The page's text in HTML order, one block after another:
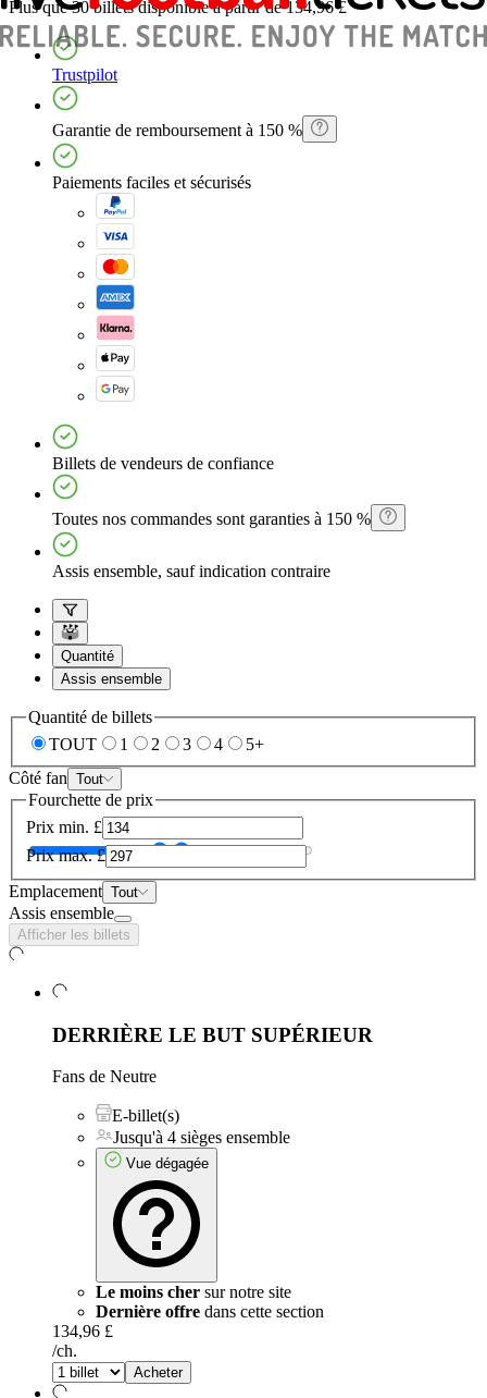
Plus que 30 billetsdisponible à partir de134,96 £
Trustpilot
Garantie de remboursement à 150 %
Paiements faciles et sécurisés
Billets de vendeurs de confiance
Toutes nos commandes sont garanties à 150 %
Assis ensemble, sauf indication contraire
Quantité
Assis ensemble
Quantité de billets
TOUT
1 2 3 4
5+
Côté fan Tout
Fourchette de prix
Prix min. £
Prix max. £
Emplacement Tout
Assis ensemble
Afficher les billets
DERRIÈRE LE BUT SUPÉRIEUR
Fans de Neutre
E-billet(s)
Jusqu'à 4 sièges ensemble
Vue dégagée
Le moins cher sur notre site
Dernière offre dans cette section
134,96 £
/ch.
Acheter